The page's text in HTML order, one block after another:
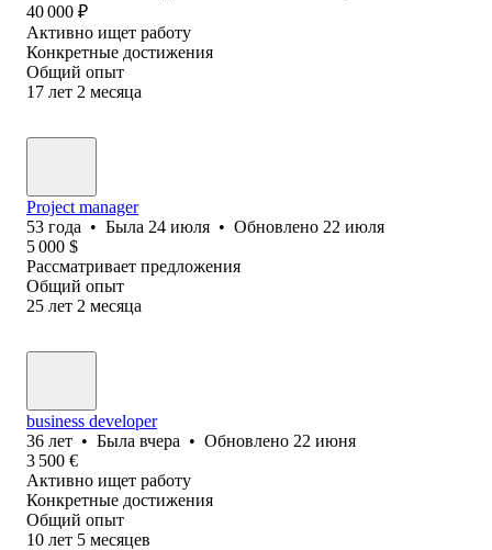
40 000 ₽
Активно ищет работу
Конкретные достижения
Общий опыт
17 лет 2 месяца
Project manager
53 года • Была 24 июля • Обновлено 22 июля
5 000 $
Рассматривает предложения
Общий опыт
25 лет 2 месяца
business developer
36 лет • Была вчера • Обновлено 22 июня
3 500 €
Активно ищет работу
Конкретные достижения
Общий опыт
10 лет 5 месяцев